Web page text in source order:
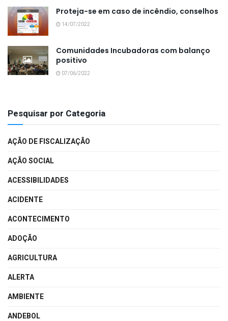
Proteja-se em caso de incêndio, conselhos
14/07/2022
Comunidades Incubadoras com balanço
positivo
07/06/2022
Pesquisar por Categoria
AÇÃO DE FISCALIZAÇÃO
AÇÃO SOCIAL
ACESSIBILIDADES
ACIDENTE
ACONTECIMENTO
ADOÇÃO
AGRICULTURA
ALERTA
AMBIENTE
ANDEBOL